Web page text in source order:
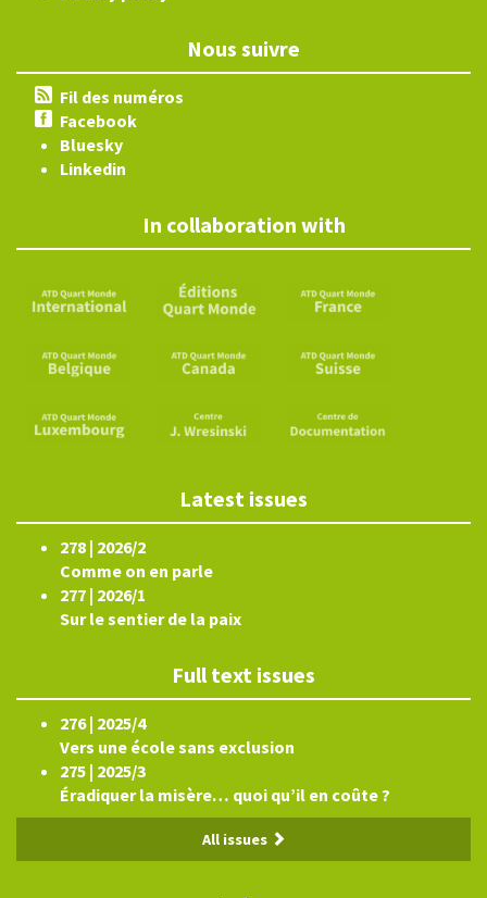
Nous suivre
Fil des numéros
Facebook
Bluesky
Linkedin
In collaboration with
Latest issues
278 | 2026/2
Comme on en parle
277 | 2026/1
Sur le sentier de la paix
Full text issues
276 | 2025/4
Vers une école sans exclusion
275 | 2025/3
Éradiquer la misère… quoi qu’il en coûte ?
All issues